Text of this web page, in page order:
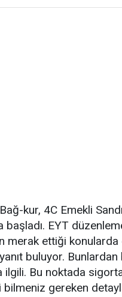
kur, 4C Emekli
başladı. EYT
merak ettiği
buluyor.
ilgili. Bu noktada
gereken